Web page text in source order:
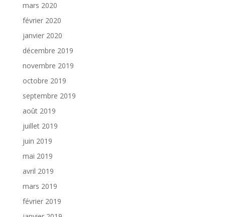
mars 2020
février 2020
janvier 2020
décembre 2019
novembre 2019
octobre 2019
septembre 2019
août 2019
juillet 2019
juin 2019
mai 2019
avril 2019
mars 2019
février 2019